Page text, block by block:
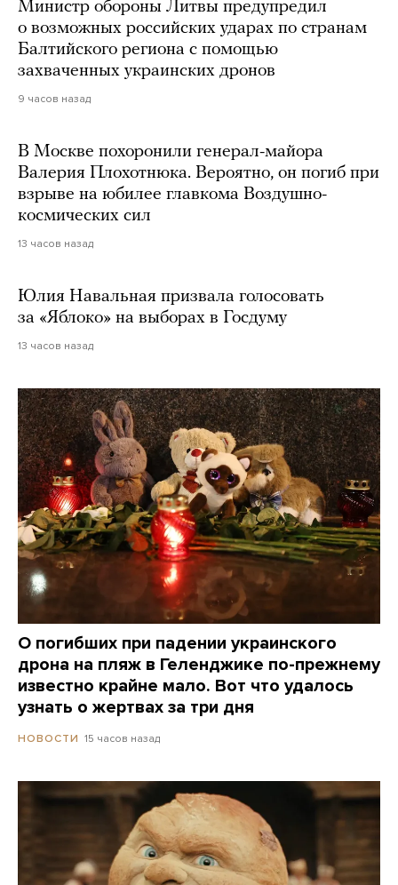
Министр обороны Литвы предупредил
о возможных российских ударах по странам
Балтийского региона с помощью
захваченных украинских дронов
9 часов назад
В Москве похоронили генерал-майора
Валерия Плохотнюка. Вероятно, он погиб при
взрыве на юбилее главкома Воздушно-
космических сил
13 часов назад
Юлия Навальная призвала голосовать
за «Яблоко» на выборах в Госдуму
13 часов назад
О погибших при падении украинского
дрона на пляж в Геленджике по-прежнему
известно крайне мало. Вот что удалось
узнать о жертвах за три дня
НОВОСТИ 15 часов назад